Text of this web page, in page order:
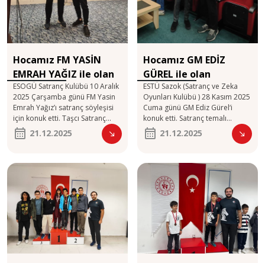
Hocamız FM YASİN
EMRAH YAĞIZ ile olan
etkinliğe katıldı
ESOGÜ Satranç Kulübü 10 Aralık
2025 Çarşamba günü FM Yasin
Emrah Yağız’ı satranç söyleşisi
için konuk etti. Taşcı Satranç
Spor Kulübü hocalarımızdan
Onur Taşcı‘da söyleşiye katıldı.
21.12.2025
Hocamız GM EDİZ
GÜREL ile olan
etkinliğe katıldı
ESTÜ Sazok (Satranç ve Zeka
Oyunları Kulübü ) 28 Kasım 2025
Cuma günü GM Ediz Gürel‘i
konuk etti. Satranç temalı
konferansa Taşcı Satranç Spor
Kulübü hocalarımızdan Onur
21.12.2025